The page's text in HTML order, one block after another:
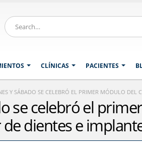
CLÍNICAS PACIENTES
Y SÁBADO SE CELEBRÓ EL PRIMER MÓDULO
se celebró el
dientes e